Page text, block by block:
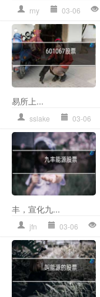
rny 03-06
易所上...
sslake 03-06
丰，宣化九...
jfn 03-06